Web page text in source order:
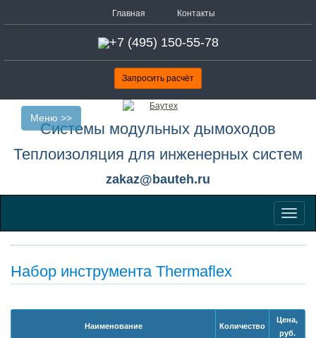
Главная Контакты
+7 (495) 150-55-78
Запросить расчёт
Системы модульных дымоходов
Теплоизоляция для инженерных систем
zakaz@bauteh.ru
Меню
Меню >>
Набор инструмента Thermaflex
Наименование Количество
Цена,
руб.